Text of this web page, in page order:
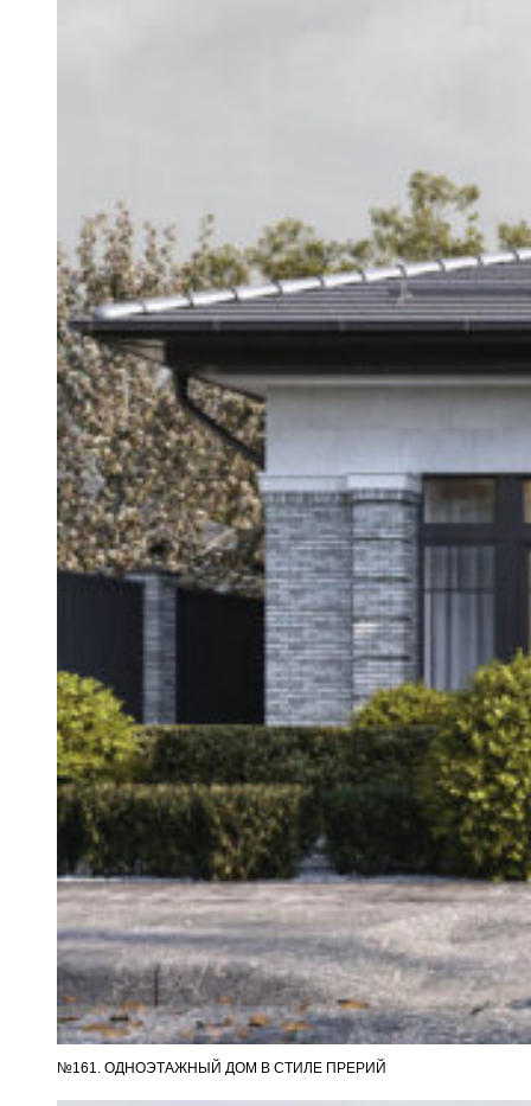
№161. ОДНОЭТАЖНЫЙ ДОМ В СТИЛЕ ПРЕРИЙ